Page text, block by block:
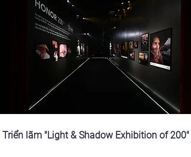
Triển lãm "Light & Shadow Exhibition of 200"